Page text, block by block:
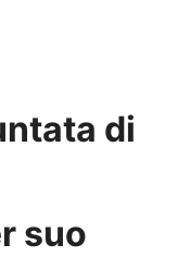
di
suo